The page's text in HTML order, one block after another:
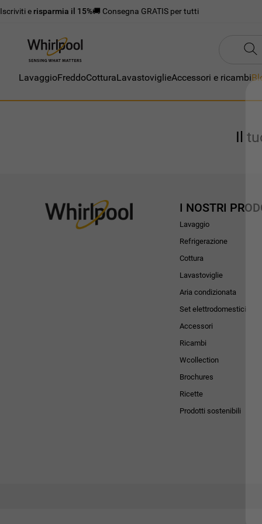
Iscriviti e risparmia il 15%🚚 Consegna GRATIS per tutti
LavaggioFreddoCotturaLavastoviglieAccessori e ricambi
Il
I NOSTRI
Lavaggio
Refrigerazione
Cottura
Lavastoviglie
Aria condizionata
Set elettrodomestici
Accessori
Ricambi
Wcollection
Brochures
Ricette
Prodotti sostenibili